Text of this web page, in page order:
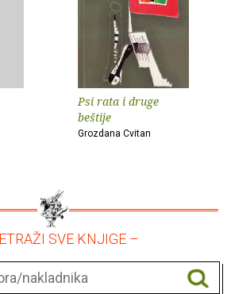
Psi rata i druge
beštije
Grozdana Cvitan
SVE KNJIGE –